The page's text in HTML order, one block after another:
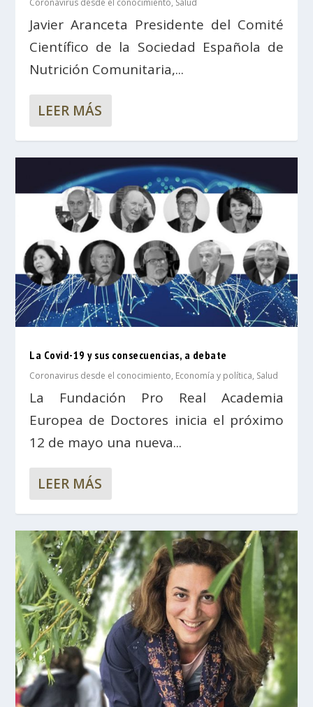
Coronavirus desde el conocimiento, Salud
Javier Aranceta Presidente del Comité
Científico de la Sociedad Española de
Nutrición Comunitaria,...
LEER MÁS
La Covid-19 y sus consecuencias, a debate
Coronavirus desde el conocimiento, Economía y política, Salud
La Fundación Pro Real Academia
Europea de Doctores inicia el próximo
12 de mayo una nueva...
LEER MÁS